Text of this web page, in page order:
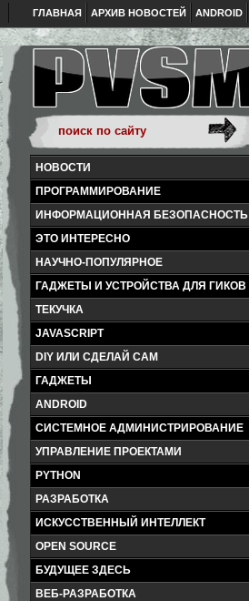
ГЛАВНАЯ АРХИВ НОВОСТЕЙ ANDROID
НОВОСТИ
ПРОГРАММИРОВАНИЕ
ИНФОРМАЦИОННАЯ БЕЗОПАСНОСТЬ
ЭТО ИНТЕРЕСНО
НАУЧНО-ПОПУЛЯРНОЕ
ГАДЖЕТЫ И УСТРОЙСТВА ДЛЯ ГИКОВ
ТЕКУЧКА
JAVASCRIPT
DIY ИЛИ СДЕЛАЙ САМ
ГАДЖЕТЫ
ANDROID
СИСТЕМНОЕ АДМИНИСТРИРОВАНИЕ
УПРАВЛЕНИЕ ПРОЕКТАМИ
PYTHON
РАЗРАБОТКА
ИСКУССТВЕННЫЙ ИНТЕЛЛЕКТ
OPEN SOURCE
БУДУЩЕЕ ЗДЕСЬ
ВЕБ-РАЗРАБОТКА